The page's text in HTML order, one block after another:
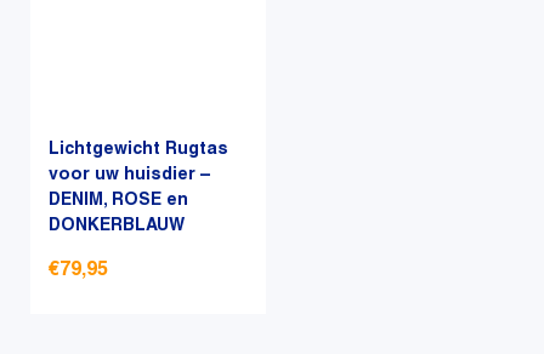
Lichtgewicht Rugtas
voor uw huisdier –
DENIM, ROSE en
DONKERBLAUW
€79,95